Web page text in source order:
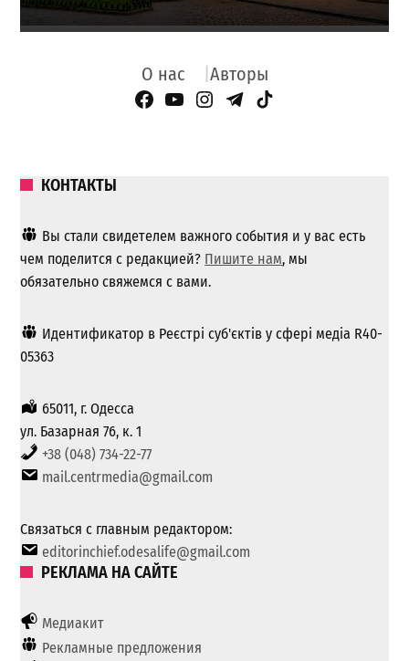
О нас Авторы
Facebook Page
YouTube
Instagram
Telegram
TikTok
КОНТАКТЫ
Вы стали свидетелем важного события и у вас есть
чем поделится с редакцией? Пишите нам, мы
обязательно свяжемся с вами.
Идентификатор в Реєстрі суб'єктів у сфері медіа R40-
05363
65011, г. Одесса
ул. Базарная 76, к. 1
+38 (048) 734-22-77
mail.centrmedia@gmail.com
Связаться с главным редактором:
editorinchief.odesalife@gmail.com
РЕКЛАМА НА САЙТЕ
Медиакит
Рекламные предложения